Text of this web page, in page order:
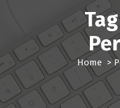
Home >